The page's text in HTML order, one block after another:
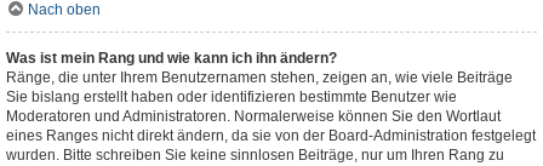
Nach oben
Was ist mein Rang und wie kann ich ihn ändern?
Ränge, die unter Ihrem Benutzernamen stehen, zeigen an, wie viele Beiträge
Sie bislang erstellt haben oder identifizieren bestimmte Benutzer wie
Moderatoren und Administratoren. Normalerweise können Sie den Wortlaut
eines Ranges nicht direkt ändern, da sie von der Board-Administration festgelegt
wurden. Bitte schreiben Sie keine sinnlosen Beiträge, nur um Ihren Rang zu